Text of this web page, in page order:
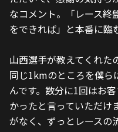
なコメント。「レース終
をできれば」と本番に臨
山西選手が教えてくれた
同じ1kmのところを僕ら
んです。数分に1回はお
かったと言っていただけ
がなく、ずっとレースの